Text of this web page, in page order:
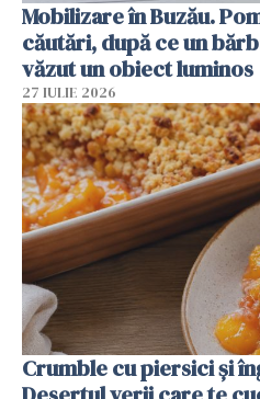
Mobilizare în Buzău.
căutări, după ce un
văzut un obiect luminos
27 IULIE 2026
Crumble cu piersici și